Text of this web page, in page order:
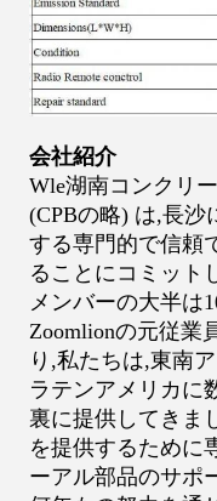
会社紹介
Wle湖南コンクリ
(CPBの略) は,長沙
する専門的で信頼
ることにコミット
メンバーの大半は
Zoomlionの元従業
り,私たちは,東南
ラテンアメリカに
裏に提供してきま
を提供するために
ーアル部品のサポ